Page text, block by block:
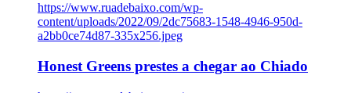
https://www.ruadebaixo.com/wp-
content/uploads/2022/09/2dc75683-1548-4946-950d-
a2bb0ce74d87-335x256.jpeg
Honest Greens prestes a chegar ao Chiado